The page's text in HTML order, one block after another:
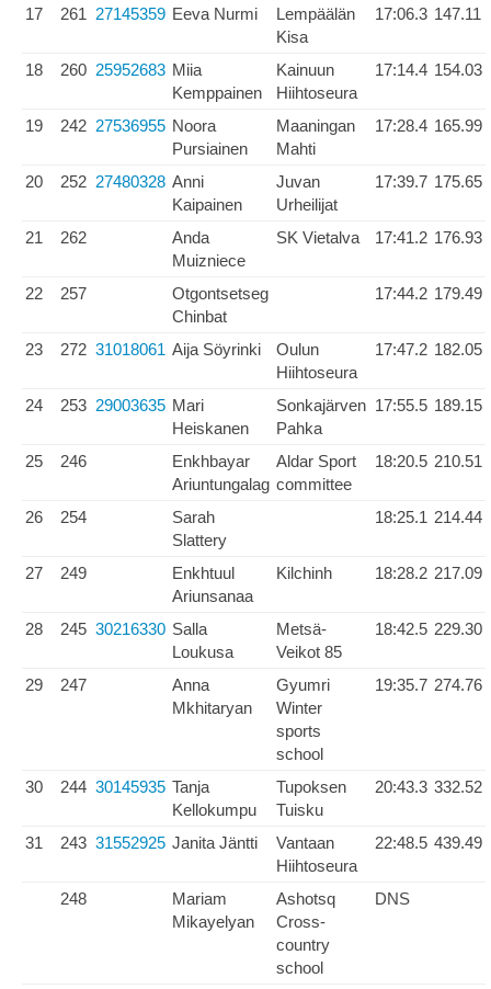
17 261 27145359 Eeva Nurmi
Lempäälän
Kisa
17:06.3 147.11
18 260 25952683 Miia
Kemppainen
Kainuun
Hiihtoseura
17:14.4 154.03
19 242 27536955 Noora
Pursiainen
Maaningan
Mahti
17:28.4 165.99
20 252 27480328 Anni
Kaipainen
Juvan
Urheilijat
17:39.7 175.65
21 262
Anda
Muizniece
SK Vietalva 17:41.2 176.93
22 257
Otgontsetseg
Chinbat
17:44.2 179.49
23 272 31018061 Aija Söyrinki
Oulun
Hiihtoseura
17:47.2 182.05
24 253 29003635 Mari
Heiskanen
Sonkajärven
Pahka
17:55.5 189.15
25 246
Enkhbayar
Ariuntungalag
Aldar Sport
committee
18:20.5 210.51
26 254
Sarah
Slattery
18:25.1 214.44
27 249
Enkhtuul
Ariunsanaa
Kilchinh 18:28.2 217.09
28 245 30216330 Salla
Loukusa
Metsä-
Veikot 85
18:42.5 229.30
29 247
Anna
Mkhitaryan
Gyumri
Winter
sports
school
19:35.7 274.76
30 244 30145935 Tanja
Kellokumpu
Tupoksen
Tuisku
20:43.3 332.52
31 243 31552925 Janita Jäntti
Vantaan
Hiihtoseura
22:48.5 439.49
248
Mariam
Mikayelyan
Ashotsq
Cross-
country
school
DNS